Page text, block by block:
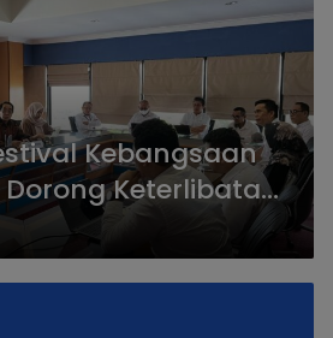
Kebangsaan
Dorong Keterlibatan
dan Keselamatan